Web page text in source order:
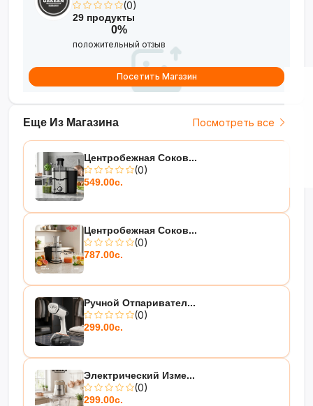
Еще Из Магазина Посмотреть все
Центробежная Соков...
(0)
549.00с.
Центробежная Соков...
(0)
787.00с.
Ручной Отпаривател...
(0)
299.00с.
Электрический Изме...
(0)
299.00с.
(0)
29 продукты
0%
положительный отзыв
Посетить Магазин